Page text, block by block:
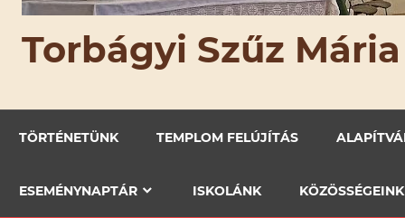
Torbágyi Szűz
TÖRTÉNETÜNK TEMPLOM FELÚJÍTÁS
ESEMÉNYNAPTÁR ISKOLÁNK KÖZÖSSÉGEINK